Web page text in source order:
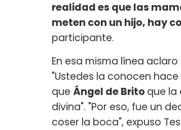
realidad es que las
meten con un hijo, hay
participante.
En esa misma línea
"Ustedes la conocen
que Ángel de Brito que la
divina". "Por eso, fue un
coser la boca", expuso